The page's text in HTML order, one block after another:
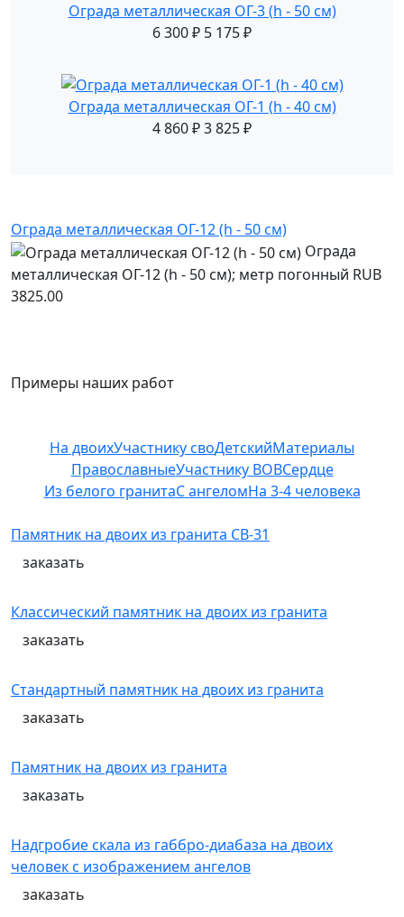
Ограда металлическая ОГ-3 (h - 50 см)
6 300₽ 5 175₽
Ограда металлическая ОГ-1 (h - 40 см)
4 860₽3 825₽
Ограда металлическая ОГ-12 (h - 50 см)
Ограда
металлическая ОГ-12 (h - 50 см); метр погонный RUB
3825.00
Примеры наших работ
На двоихУчастнику своДетскийМатериалы
ПравославныеУчастнику ВОВСердце
Из белого гранитаС ангеломНа 3-4 человека
Памятник на двоих из гранита СВ-31
заказать
Классический памятник на двоих из гранита
заказать
Стандартный памятник на двоих из гранита
заказать
Памятник на двоих из гранита
заказать
Надгробие скала из габбро-диабаза на двоих
человек с изображением ангелов
заказать